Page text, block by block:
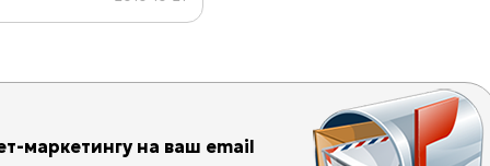
маркетингу на ваш email